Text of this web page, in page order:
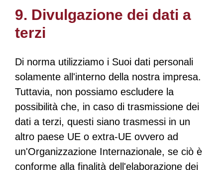
9. Divulgazione dei dati a
terzi
Di norma utilizziamo i Suoi dati personali
solamente all'interno della nostra impresa.
Tuttavia, non possiamo escludere la
possibilità che, in caso di trasmissione dei
dati a terzi, questi siano trasmessi in un
altro paese UE o extra-UE ovvero ad
un'Organizzazione Internazionale, se ciò è
conforme alla finalità dell'elaborazione dei